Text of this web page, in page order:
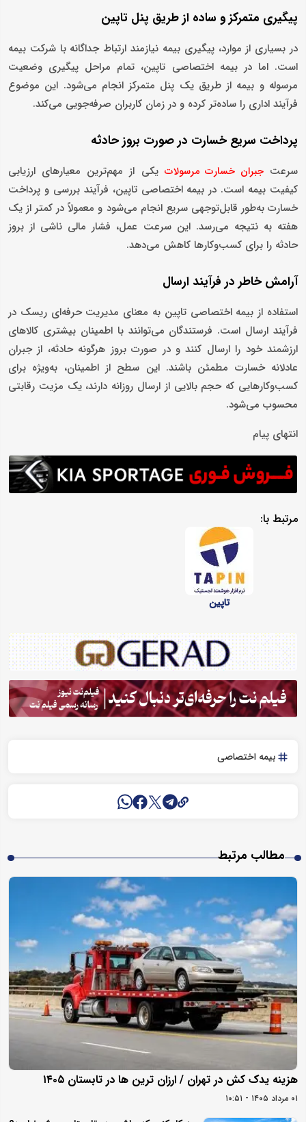
پیگیری متمرکز و ساده از طریق پنل تاپین
در بسیاری از موارد، پیگیری بیمه نیازمند ارتباط جداگانه با شرکت بیمه
است. اما در بیمه اختصاصی تاپین، تمام مراحل پیگیری وضعیت
مرسوله و بیمه از طریق یک پنل متمرکز انجام می‌شود. این موضوع
فرآیند اداری را ساده‌تر کرده و در زمان کاربران صرفه‌جویی می‌کند.
پرداخت سریع خسارت در صورت بروز حادثه
سرعتجبران خسارت مرسولات یکی از مهم‌ترین معیارهای ارزیابی
کیفیت بیمه است. در بیمه اختصاصی تاپین، فرآیند بررسی و پرداخت
خسارت به‌طور قابل‌توجهی سریع انجام می‌شود و معمولاً در کمتر از یک
هفته به نتیجه می‌رسد. این سرعت عمل، فشار مالی ناشی از بروز
حادثه را برای کسب‌وکارها کاهش می‌دهد.
آرامش خاطر در فرآیند ارسال
استفاده از بیمه اختصاصی تاپین به معنای مدیریت حرفه‌ای ریسک در
فرآیند ارسال است. فرستندگان می‌توانند با اطمینان بیشتری کالاهای
ارزشمند خود را ارسال کنند و در صورت بروز هرگونه حادثه، از جبران
عادلانه خسارت مطمئن باشند. این سطح از اطمینان، به‌ویژه برای
کسب‌وکارهایی که حجم بالایی از ارسال روزانه دارند، یک مزیت رقابتی
محسوب می‌شود.
انتهای پیام
مرتبط با:
تاپین
بیمه اختصاصی
مطالب مرتبط
هزینه یدک کش در تهران / ارزان ترین ها در تابستان ۱۴۰۵
۰۱ مرداد ۱۴۰۵ - ۱۰:۵۱